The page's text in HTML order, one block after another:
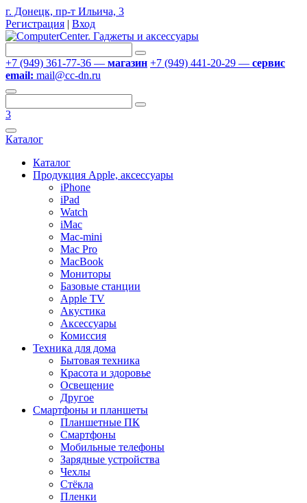
г. Донецк, пр-т Ильича, 3
Регистрация | Вход
+7 (949) 361-77-36 — магазин +7 (949) 441-20-29 — сервис
email: mail@cc-dn.ru
3
Каталог
Каталог
Продукция Apple, аксессуары
iPhone
iPad
Watch
iMac
Mac-mini
Mac Pro
MacBook
Мониторы
Базовые станции
Apple TV
Акустика
Аксессуары
Комиссия
Техника для дома
Бытовая техника
Красота и здоровье
Освещение
Другое
Смартфоны и планшеты
Планшетные ПК
Смартфоны
Мобильные телефоны
Зарядные устройства
Чехлы
Стёкла
Пленки